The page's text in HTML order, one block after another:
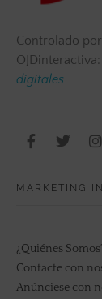
Controlado por
OJDinteractiva:
digitales
MARKETING
¿Quiénes
Contacte con
Anúnciese con